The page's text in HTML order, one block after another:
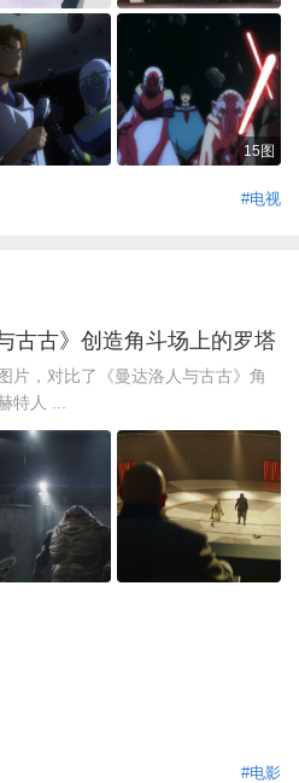
15图
#电视
古古》创造角斗场上的罗塔
片，对比了《曼达洛人与古古》角
特人 ...
#电影